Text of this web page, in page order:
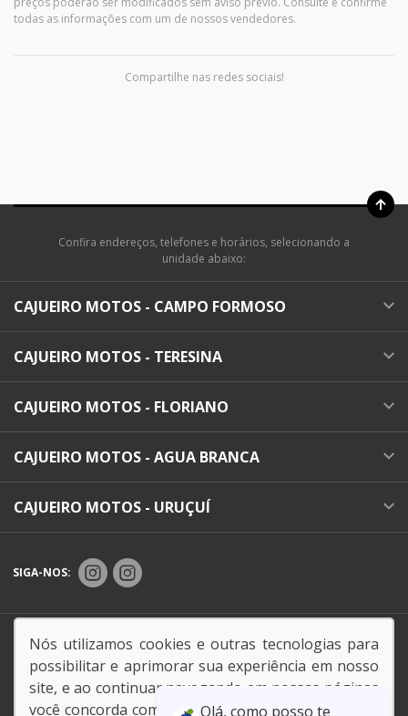
todas as informações com um de nossos vendedores.
Compartilhe nas redes sociais!
Confira endereços, telefones e horários, selecionando a
unidade abaixo:
CAJUEIRO MOTOS - CAMPO FORMOSO
CAJUEIRO MOTOS - TERESINA
CAJUEIRO MOTOS - FLORIANO
CAJUEIRO MOTOS - AGUA BRANCA
CAJUEIRO MOTOS - URUÇUÍ
SIGA-NOS:
Endereço Matriz: RODOVIA BR-230 , 0 - KM 313 -
CANCELA - FLORIANO-PI
Nós utilizamos cookies e outras tecnologias para
possibilitar e aprimorar sua experiência em nosso
site, e ao continuar navegando em nossas páginas
você concorda com a coleta e uso de cookies. Para